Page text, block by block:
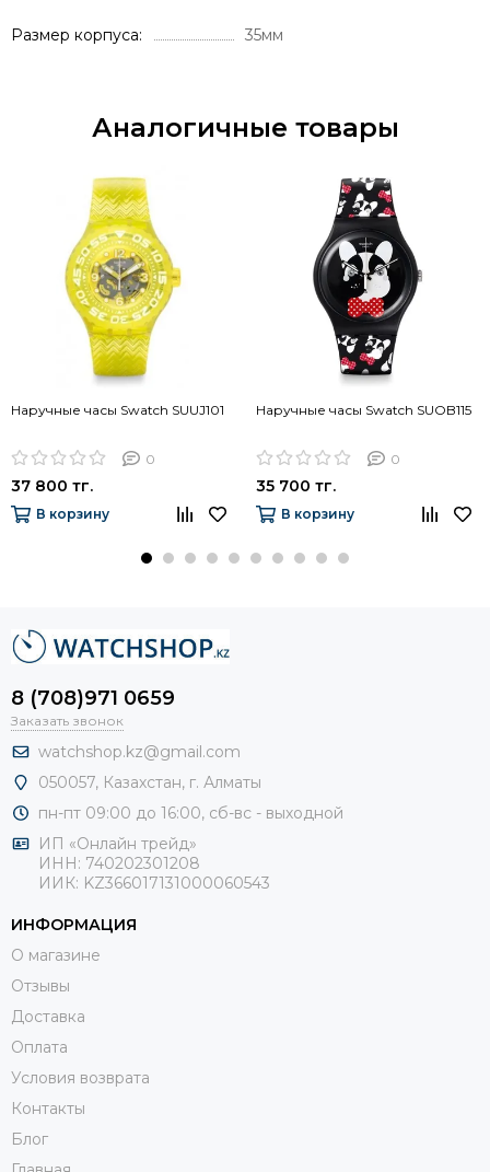
Размер корпуса 35мм
Аналогичные товары
Наручные часы Swatch SUUJ101
0
37 800 тг.
В корзину
Наручные часы Swatch SUOB115
0
35 700 тг.
В корзину
8 (708)971 0659
Заказать звонок
watchshop.kz@gmail.com
050057, Казахстан, г. Алматы
пн-пт 09:00 до 16:00, сб-вс - выходной
ИП «Онлайн трейд»
ИНН: 740202301208
ИИК: KZ366017131000060543
ИНФОРМАЦИЯ
О магазине
Отзывы
Доставка
Оплата
Условия возврата
Контакты
Блог